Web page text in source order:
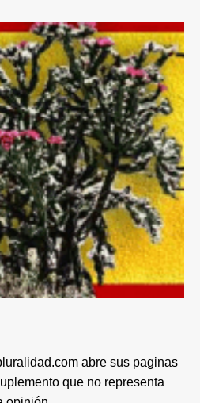
abre sus paginas
que no representa